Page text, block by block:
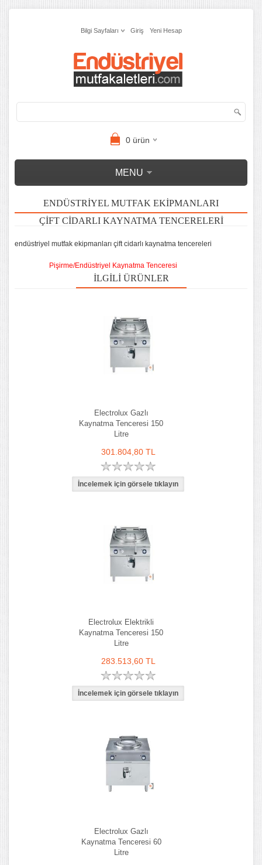
Bilgi Sayfaları Giriş Yeni Hesap
0ürün
MENU
ENDÜSTRIYEL MUTFAK EKIPMANLARI
ÇIFT CIDARLI KAYNATMA TENCERELERI
endüstriyel mutfak ekipmanları çift cidarlı kaynatma tencereleri
Pişirme/Endüstriyel Kaynatma Tenceresi
İLGILI ÜRÜNLER
Electrolux Gazlı
Kaynatma Tenceresi 150
Litre
301.804,80 TL
Electrolux Elektrikli
Kaynatma Tenceresi 150
Litre
283.513,60 TL
Electrolux Gazlı
Kaynatma Tenceresi 60
Litre